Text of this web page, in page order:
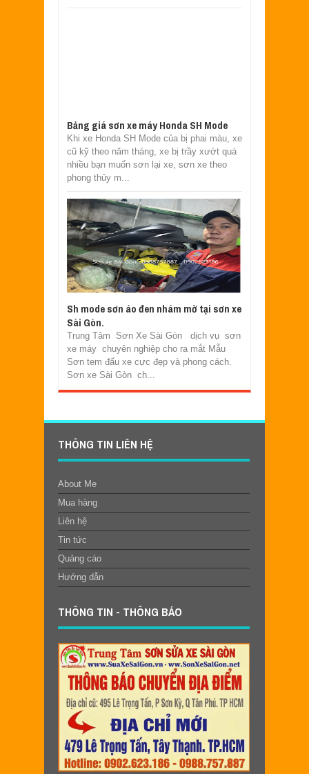
Bảng giá sơn xe máy Honda SH Mode
Khi xe Honda SH Mode của bị phai màu, xe
cũ kỹ theo năm tháng, xe bị trầy xướt quá
nhiều bạn muốn sơn lại xe, sơn xe theo
phong thủy m...
Sh mode sơn áo đen nhám mờ tại sơn xe
Sài Gòn.
Trung Tâm Sơn Xe Sài Gòn dịch vụ sơn
xe máy chuyên nghiệp cho ra mắt Mẫu
Sơn tem đấu xe cực đẹp và phong cách.
Sơn xe Sài Gòn ch...
THÔNG TIN LIÊN HỆ
About Me
Mua hàng
Liên hệ
Tin tức
Quảng cáo
Hướng dẫn
THÔNG TIN - THÔNG BÁO